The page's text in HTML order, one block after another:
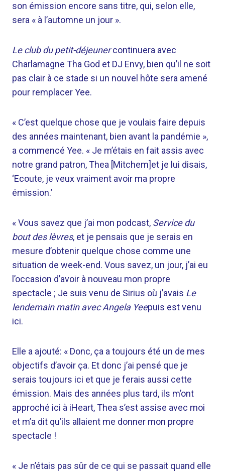
son émission encore sans titre, qui, selon elle,
sera « à l’automne un jour ».
Le club du petit-déjeunercontinuera avec
Charlamagne Tha God et DJ Envy, bien qu’il ne soit
pas clair à ce stade si un nouvel hôte sera amené
pour remplacer Yee.
« C’est quelque chose que je voulais faire depuis
des années maintenant, bien avant la pandémie »,
a commencé Yee. « Je m’étais en fait assis avec
notre grand patron, Thea [Mitchem]et je lui disais,
‘Ecoute, je veux vraiment avoir ma propre
émission.’
« Vous savez que j’ai mon podcast, Service du
bout des lèvres, et je pensais que je serais en
mesure d’obtenir quelque chose comme une
situation de week-end. Vous savez, un jour, j’ai eu
l’occasion d’avoir à nouveau mon propre
spectacle ; Je suis venu de Sirius où j’avais Le
lendemain matin avec Angela Yeepuis est venu
ici.
Elle a ajouté: « Donc, ça a toujours été un de mes
objectifs d’avoir ça. Et donc j’ai pensé que je
serais toujours ici et que je ferais aussi cette
émission. Mais des années plus tard, ils m’ont
approché ici à iHeart, Thea s’est assise avec moi
et m’a dit qu’ils allaient me donner mon propre
spectacle !
« Je n’étais pas sûr de ce qui se passait quand elle